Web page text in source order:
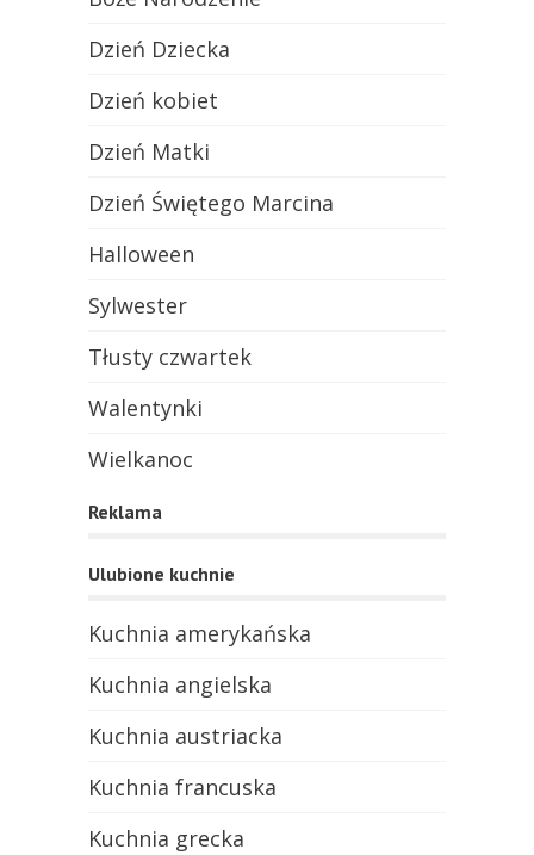
Dzień Dziecka
Dzień kobiet
Dzień Matki
Dzień Świętego Marcina
Halloween
Sylwester
Tłusty czwartek
Walentynki
Wielkanoc
Reklama
Ulubione kuchnie
Kuchnia amerykańska
Kuchnia angielska
Kuchnia austriacka
Kuchnia francuska
Kuchnia grecka